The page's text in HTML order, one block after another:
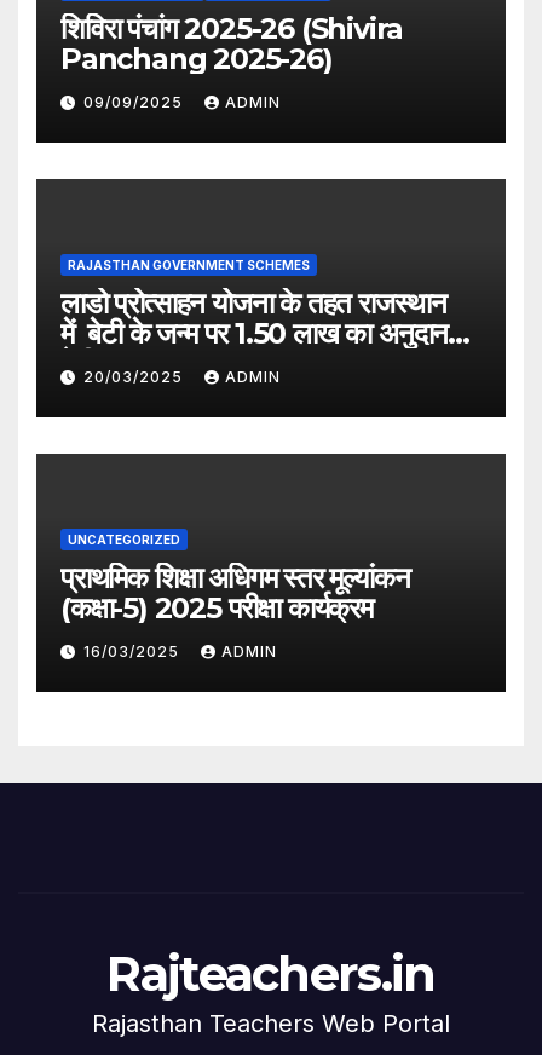
शिविरा पंचांग 2025-26 (Shivira
Panchang 2025-26)
09/09/2025 ADMIN
RAJASTHAN GOVERNMENT SCHEMES
लाडो प्रोत्साहन योजना के तहत राजस्थान
में बेटी के जन्म पर 1.50 लाख का अनुदान
देगी सरकार
20/03/2025 ADMIN
UNCATEGORIZED
प्राथमिक शिक्षा अधिगम स्तर मूल्यांकन
(कक्षा-5) 2025 परीक्षा कार्यक्रम
16/03/2025 ADMIN
Rajteachers.in
Rajasthan Teachers Web Portal